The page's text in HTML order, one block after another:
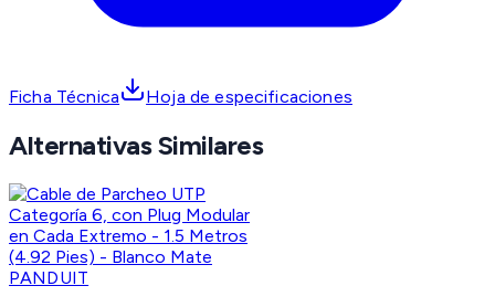
Ficha Técnica Hoja de especificaciones
Alternativas Similares
PANDUIT